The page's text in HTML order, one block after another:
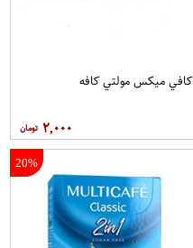
کافي ميکس مولتي کافه
۲,۰۰۰
20%